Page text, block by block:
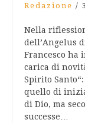
Redazione /
Nella
dell’Angelus
Francesco ha
carica di
Spirito
quello di
di Dio, ma
successe…